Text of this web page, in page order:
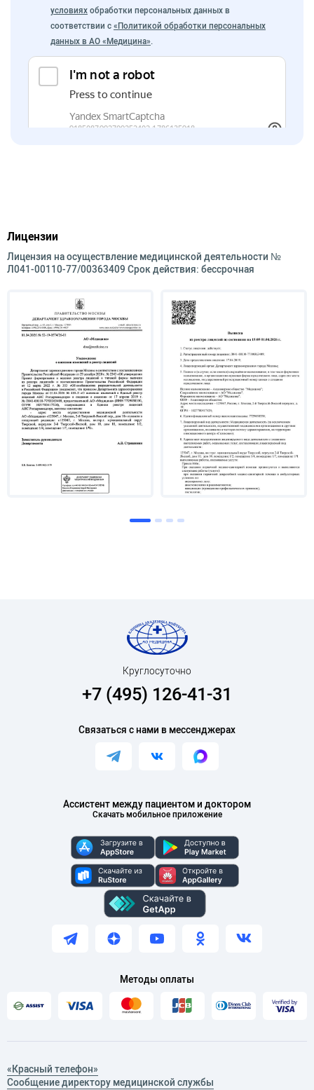
условиях обработки персональных данных в
соответствии с «Политикой обработки персональных
данных в АО «Медицина».
Лицензии
Лицензия на осуществление медицинской деятельности №
Л041-00110-77/00363409 Срок действия: бессрочная
Ассистент между пациентом и доктором
Скачать мобильное приложение
Круглосуточно
+7 (495) 126-41-31
Связаться с нами в мессенджерах
Методы оплаты
«Красный телефон»
Сообщение директору медицинской службы